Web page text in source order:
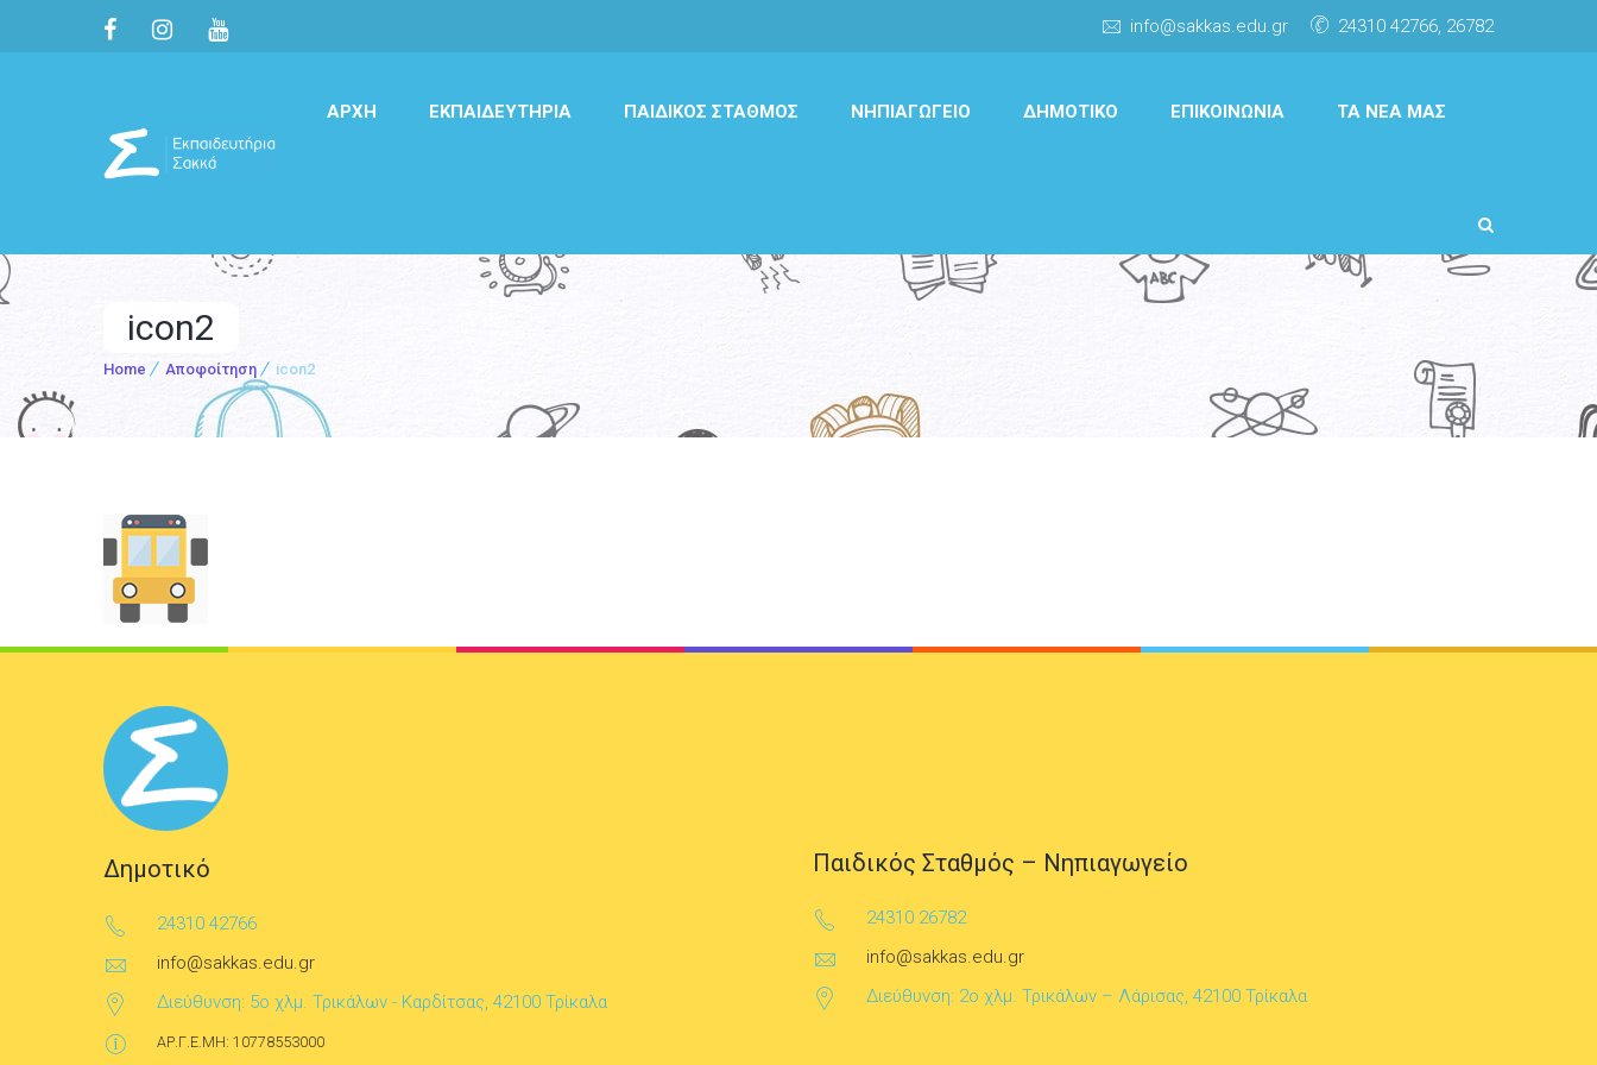
info@sakkas.edu.gr 24310 42766, 26782
ΑΡΧΉ ΕΚΠΑΙΔΕΥΤΉΡΙΑ ΠΑΙΔΙΚΌΣ ΣΤΑΘΜΌΣ ΝΗΠΙΑΓΩΓΕΊΟ ΔΗΜΟΤΙΚΌ ΕΠΙΚΟΙΝΩΝΊΑ ΤΑ ΝΈΑ ΜΑΣ
icon2
Home Αποφοίτηση icon2
Δημοτικό
24310 42766
info@sakkas.edu.gr
Διεύθυνση: 5ο χλμ. Τρικάλων - Καρδίτσας, 42100 Τρίκαλα
ΑΡ.Γ.Ε.ΜΗ: 10778553000
Παιδικός Σταθμός – Νηπιαγωγείο
24310 26782
info@sakkas.edu.gr
Διεύθυνση: 2ο χλμ. Τρικάλων – Λάρισας, 42100 Τρίκαλα